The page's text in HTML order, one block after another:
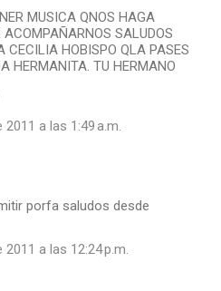
MUSICA QNOS HAGA
ACOMPAÑARNOS SALUDOS
CECILIA HOBISPO QLA PASES
HERMANITA. TU HERMANO
a las 1:49 a.m.
porfa saludos desde
a las 12:24 p.m.